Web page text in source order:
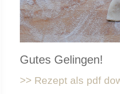
Gutes Gelingen!
>> Rezept als pdf